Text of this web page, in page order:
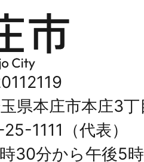
県本庄市本庄3丁
1111（代表）
30分から午後5